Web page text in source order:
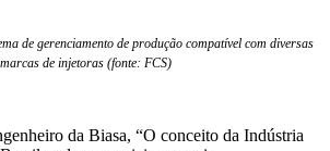
de gerenciamento de produção compatível com diversas
marcas de injetoras (fonte: FCS)
da Biasa, “O conceito da Indústria